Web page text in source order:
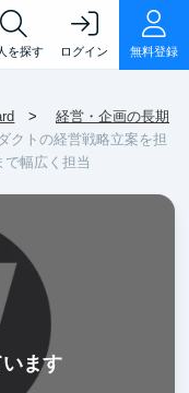
を探す ログイン 無料登録
経営・企画の長期
クトの経営戦略立案を担
幅広く担当
ます